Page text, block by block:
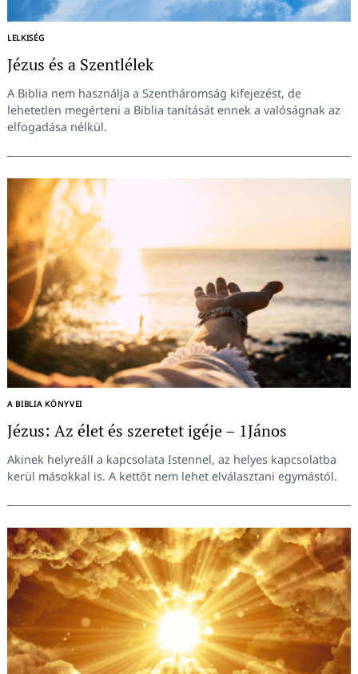
LELKISÉG
Jézus és a Szentlélek
A Biblia nem használja a Szentháromság kifejezést, de
lehetetlen megérteni a Biblia tanítását ennek a valóságnak az
elfogadása nélkül.
A BIBLIA KÖNYVEI
Jézus: Az élet és szeretet igéje – 1János
Akinek helyreáll a kapcsolata Istennel, az helyes kapcsolatba
kerül másokkal is. A kettőt nem lehet elválasztani egymástól.